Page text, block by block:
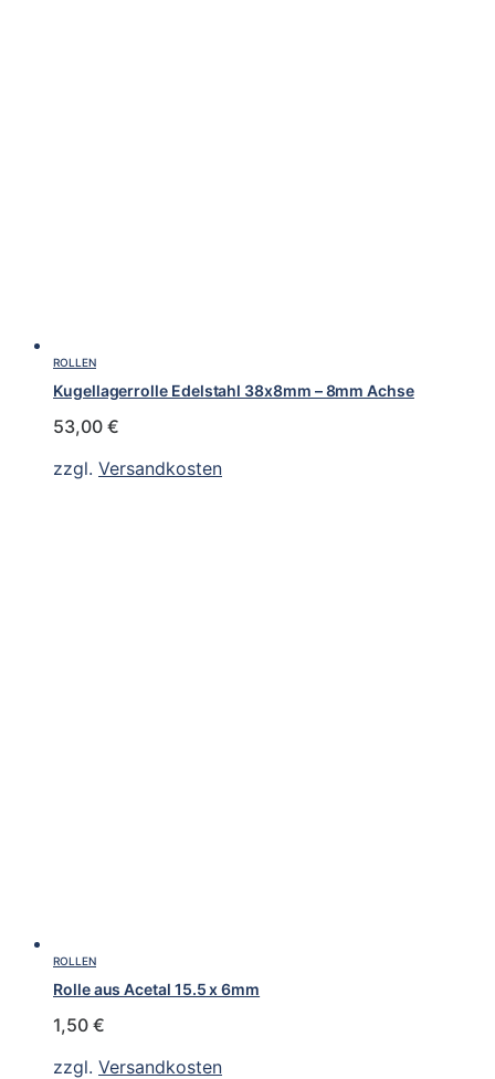
ROLLEN
Kugellagerrolle Edelstahl 38x8mm – 8mm Achse
53,00 €
zzgl. Versandkosten
ROLLEN
Rolle aus Acetal 15.5 x 6mm
1,50 €
zzgl. Versandkosten